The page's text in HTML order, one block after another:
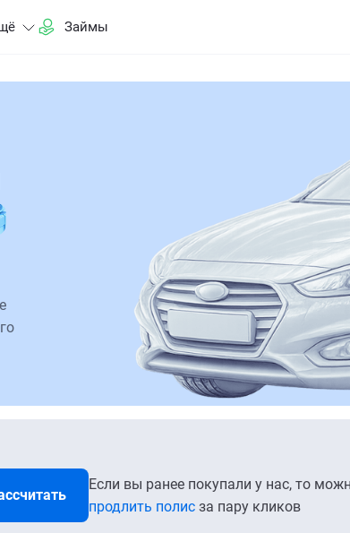
Займы
Если вы ранее покупали у нас, то
продлить полис за пару кликов